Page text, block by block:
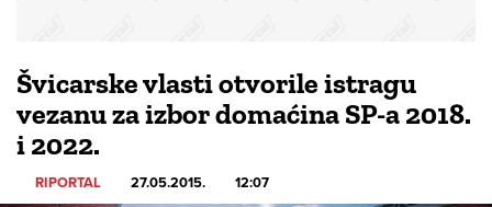
Švicarske vlasti otvorile istragu
vezanu za izbor domaćina SP-a 2018.
i 2022.
RIPORTAL 27.05.2015. 12:07